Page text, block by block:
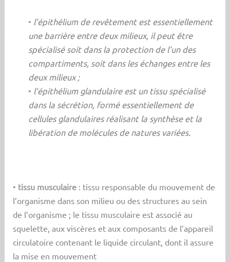
• l’épithélium de revêtement est essentiellement
une barrière entre deux milieux, il peut être
spécialisé soit dans la protection de l’un des
compartiments, soit dans les échanges entre les
deux milieux ;
• l’épithélium glandulaire est un tissu spécialisé
dans la sécrétion, formé essentiellement de
cellules glandulaires réalisant la synthèse et la
libération de molécules de natures variées.
• tissu musculaire : tissu responsable du mouvement de
l’organisme dans son milieu ou des structures au sein
de l’organisme ; le tissu musculaire est associé au
squelette, aux viscères et aux composants de l’appareil
circulatoire contenant le liquide circulant, dont il assure
la mise en mouvement